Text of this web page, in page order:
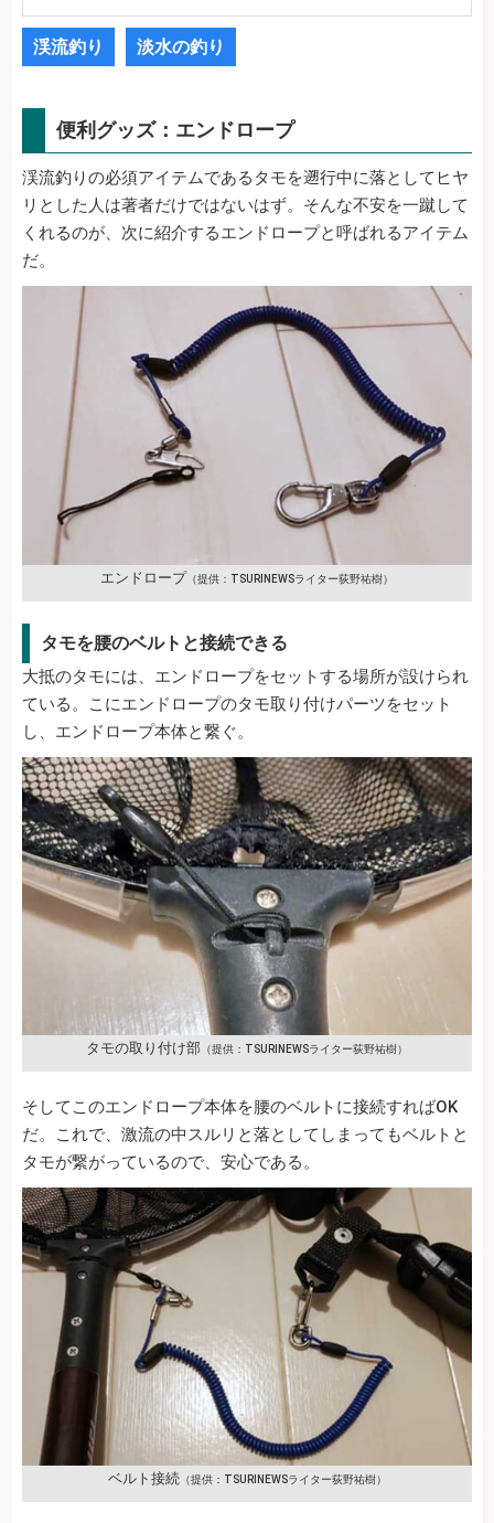
渓流釣り 淡水の釣り
便利グッズ：エンドロープ
渓流釣りの必須アイテムであるタモを遡行中に落としてヒヤ
リとした人は著者だけではないはず。そんな不安を一蹴して
くれるのが、次に紹介するエンドロープと呼ばれるアイテム
だ。
エンドロープ （提供：TSURINEWSライター荻野祐樹）
タモを腰のベルトと接続できる
大抵のタモには、エンドロープをセットする場所が設けられ
ている。こにエンドロープのタモ取り付けパーツをセット
し、エンドロープ本体と繋ぐ。
タモの取り付け部 （提供：TSURINEWSライター荻野祐樹）
そしてこのエンドロープ本体を腰のベルトに接続すればOK
だ。これで、激流の中スルリと落としてしまってもベルトと
タモが繋がっているので、安心である。
ベルト接続（提供：TSURINEWSライター荻野祐樹）